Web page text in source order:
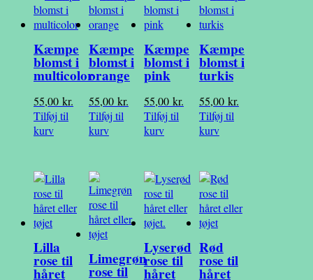
Kæmpe
blomst i
multicolor
55,00 kr.
Tilføj til
kurv
Kæmpe
blomst i
orange
55,00 kr.
Tilføj til
kurv
Kæmpe
blomst i
pink
55,00 kr.
Tilføj til
kurv
Kæmpe
blomst i
turkis
55,00 kr.
Tilføj til
kurv
Lilla
rose til
håret
Limegrøn
rose til
Lyserød
rose til
håret
Rød
rose til
håret